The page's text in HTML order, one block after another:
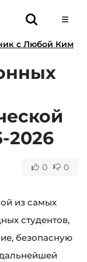
с Любой Ким
2026
0 0
из самых
студентов,
безопасную